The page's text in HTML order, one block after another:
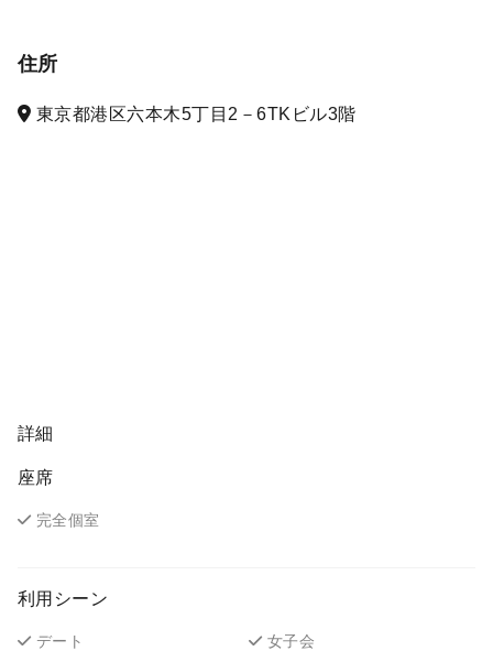
住所
東京都港区六本木5丁目2－6TKビル3階
詳細
座席
完全個室
利用シーン
デート
女子会